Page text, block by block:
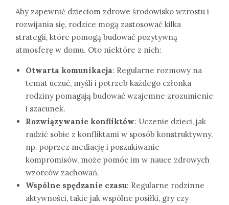
Aby zapewnić dzieciom zdrowe środowisko wzrostu i
rozwijania się, rodzice mogą zastosować kilka
strategii, które pomogą budować pozytywną
atmosferę w domu. Oto niektóre z nich:
Otwarta komunikacja: Regularne rozmowy na
temat uczuć, myśli i potrzeb każdego członka
rodziny pomagają budować wzajemne zrozumienie
i szacunek.
Rozwiązywanie konfliktów: Uczenie dzieci, jak
radzić sobie z konfliktami w sposób konstruktywny,
np. poprzez mediację i poszukiwanie
kompromisów, może pomóc im w nauce zdrowych
wzorców zachowań.
Wspólne spędzanie czasu: Regularne rodzinne
aktywności, takie jak wspólne posiłki, gry czy